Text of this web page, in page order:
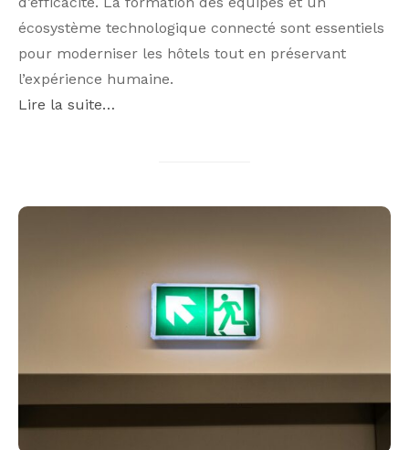
écosystème technologique connecté sont essentiels
pour moderniser les hôtels tout en préservant
l’expérience humaine.
Lire la suite…